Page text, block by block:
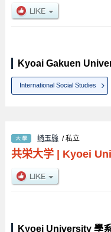
Kyoai Gakuen
International Social Studies
崎玉縣 / 私立
共栄大学| Kyoei
Kyoei University 學